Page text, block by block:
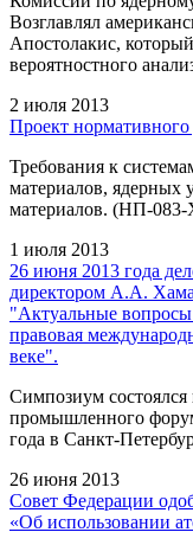
Возглавлял
Апостолакис,
вероятностного
2 июля 2013
Проект нормативного
Требования к
материалов, ядерных
материалов. (НП-
1 июля 2013
26 июня 2013 года
директором А.А.
"Актуальные
правовая
веке".
Симпозиум
промышленного
года в Санкт-
26 июня 2013
Совет Федерации
«Об использовании